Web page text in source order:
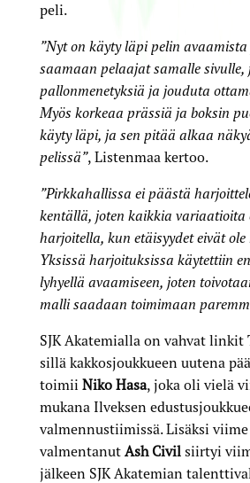
peli.
”Nyt on käyty läpi pelin
saamaan pelaajat samalle sivulle,
pallonmenetyksiä ja jouduta
Myös korkeaa prässiä ja boksin
käyty läpi, ja sen pitää alkaa näkyä
pelissä”, Listenmaa kertoo.
”Pirkkahallissa ei päästä
kentällä, joten kaikkia variaatioita
harjoitella, kun etäisyydet eivät ole
Yksissä harjoituksissa käytettiin
lyhyellä avaamiseen, joten
malli saadaan toimimaan
SJK Akatemialla on vahvat linkit
sillä kakkosjoukkueen uutena
toimii Niko Hasa, joka oli vielä
mukana Ilveksen
valmennustiimissä. Lisäksi viime
valmentanut Ash Civilsiirtyi
jälkeen SJK Akatemian